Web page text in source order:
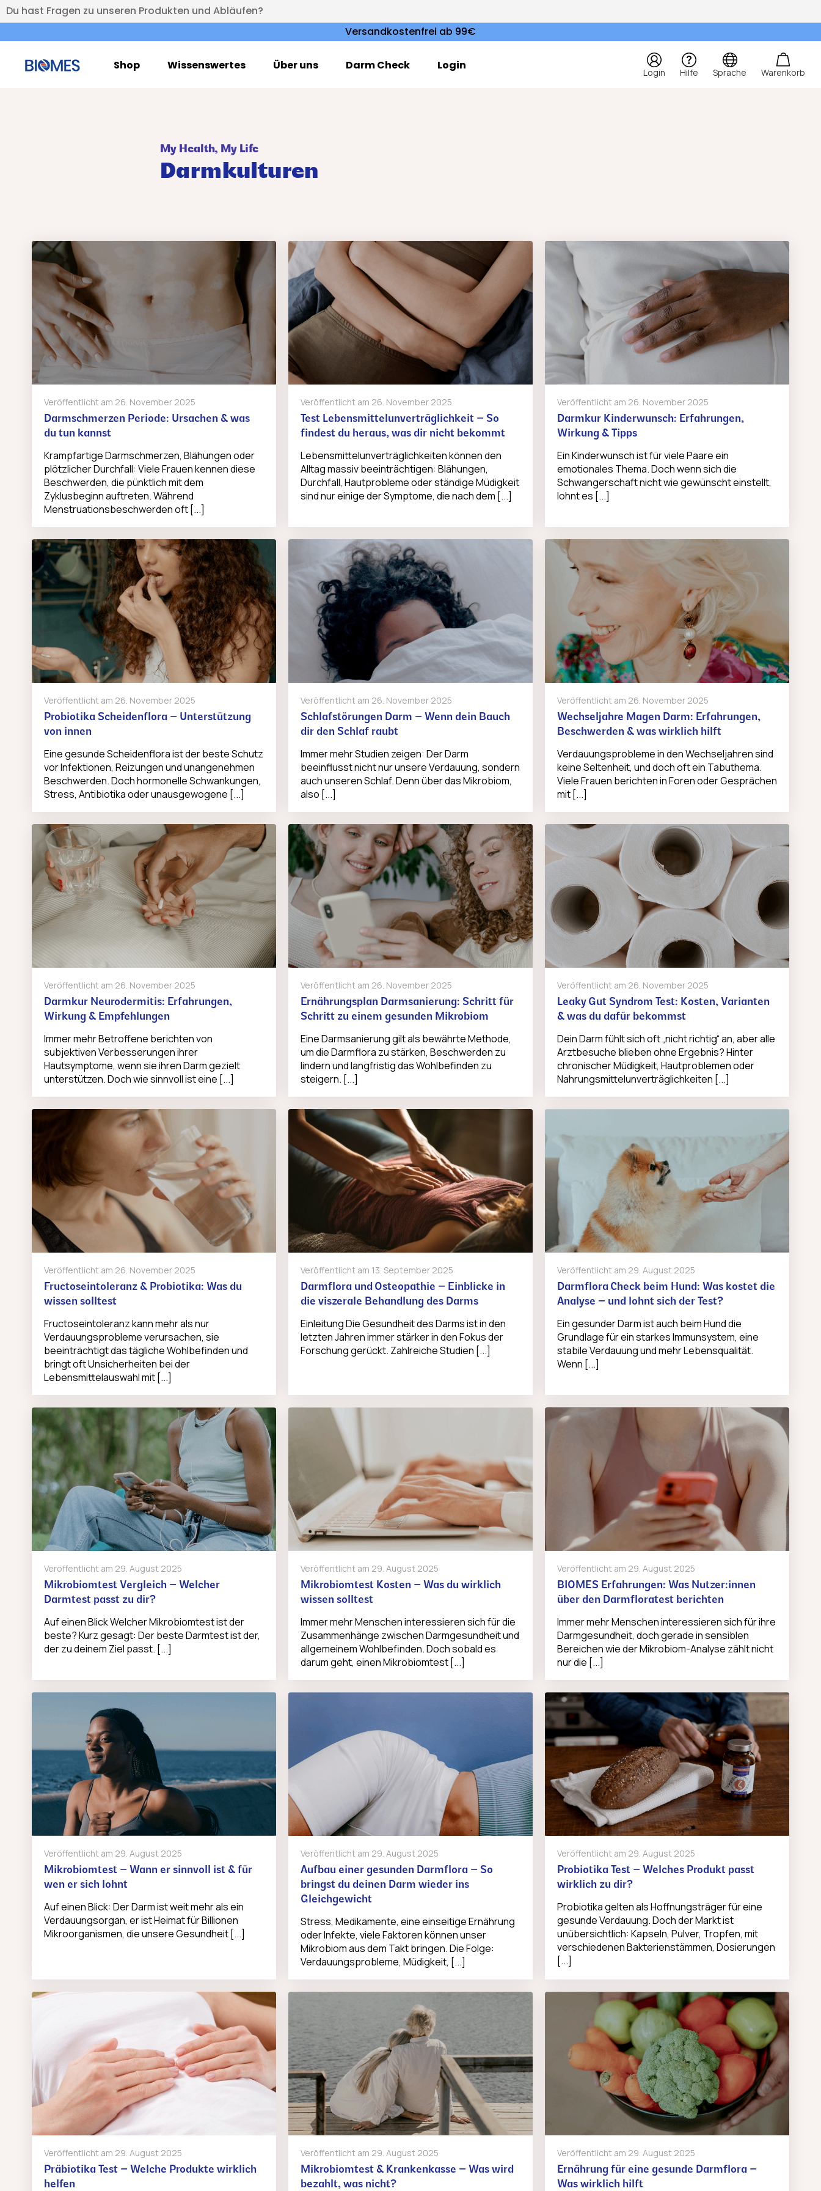
Du hast Fragen zu unseren Produkten und Abläufen?
Versandkostenfrei ab 99€
Shop Wissenswertes Über uns Darm Check Login
Login Hilfe Sprache Warenkorb
My Health, My Life
Darmkulturen
Veröffentlicht am 26. November 2025
Darmschmerzen Periode: Ursachen & was
du tun kannst
Krampfartige Darmschmerzen, Blähungen oder
plötzlicher Durchfall: Viele Frauen kennen diese
Beschwerden, die pünktlich mit dem
Zyklusbeginn auftreten. Während
Menstruationsbeschwerden oft [...]
Veröffentlicht am 26. November 2025
Test Lebensmittelunverträglichkeit – So
findest du heraus, was dir nicht bekommt
Lebensmittelunverträglichkeiten können den
Alltag massiv beeinträchtigen: Blähungen,
Durchfall, Hautprobleme oder ständige Müdigkeit
sind nur einige der Symptome, die nach dem [...]
Veröffentlicht am 26. November 2025
Darmkur Kinderwunsch: Erfahrungen,
Wirkung & Tipps
Ein Kinderwunsch ist für viele Paare ein
emotionales Thema. Doch wenn sich die
Schwangerschaft nicht wie gewünscht einstellt,
lohnt es [...]
Veröffentlicht am 26. November 2025
Probiotika Scheidenflora – Unterstützung
von innen
Eine gesunde Scheidenflora ist der beste Schutz
vor Infektionen, Reizungen und unangenehmen
Beschwerden. Doch hormonelle Schwankungen,
Stress, Antibiotika oder unausgewogene [...]
Veröffentlicht am 26. November 2025
Schlafstörungen Darm – Wenn dein Bauch
dir den Schlaf raubt
Immer mehr Studien zeigen: Der Darm
beeinflusst nicht nur unsere Verdauung, sondern
auch unseren Schlaf. Denn über das Mikrobiom,
also [...]
Veröffentlicht am 26. November 2025
Wechseljahre Magen Darm: Erfahrungen,
Beschwerden & was wirklich hilft
Verdauungsprobleme in den Wechseljahren sind
keine Seltenheit, und doch oft ein Tabuthema.
Viele Frauen berichten in Foren oder Gesprächen
mit [...]
Veröffentlicht am 26. November 2025
Darmkur Neurodermitis: Erfahrungen,
Wirkung & Empfehlungen
Immer mehr Betroffene berichten von
subjektiven Verbesserungen ihrer
Hautsymptome, wenn sie ihren Darm gezielt
unterstützen. Doch wie sinnvoll ist eine [...]
Veröffentlicht am 26. November 2025
Ernährungsplan Darmsanierung: Schritt für
Schritt zu einem gesunden Mikrobiom
Eine Darmsanierung gilt als bewährte Methode,
um die Darmflora zu stärken, Beschwerden zu
lindern und langfristig das Wohlbefinden zu
steigern. [...]
Veröffentlicht am 26. November 2025
Leaky Gut Syndrom Test: Kosten, Varianten
& was du dafür bekommst
Dein Darm fühlt sich oft „nicht richtig“ an, aber alle
Arztbesuche blieben ohne Ergebnis? Hinter
chronischer Müdigkeit, Hautproblemen oder
Nahrungsmittelunverträglichkeiten [...]
Veröffentlicht am 26. November 2025
Fructoseintoleranz & Probiotika: Was du
wissen solltest
Fructoseintoleranz kann mehr als nur
Verdauungsprobleme verursachen, sie
beeinträchtigt das tägliche Wohlbefinden und
bringt oft Unsicherheiten bei der
Lebensmittelauswahl mit [...]
Veröffentlicht am 13. September 2025
Darmflora und Osteopathie – Einblicke in
die viszerale Behandlung des Darms
Einleitung Die Gesundheit des Darms ist in den
letzten Jahren immer stärker in den Fokus der
Forschung gerückt. Zahlreiche Studien [...]
Veröffentlicht am 29. August 2025
Darmflora Check beim Hund: Was kostet die
Analyse – und lohnt sich der Test?
Ein gesunder Darm ist auch beim Hund die
Grundlage für ein starkes Immunsystem, eine
stabile Verdauung und mehr Lebensqualität.
Wenn [...]
Veröffentlicht am 29. August 2025
Mikrobiomtest Vergleich – Welcher
Darmtest passt zu dir?
Auf einen Blick Welcher Mikrobiomtest ist der
beste? Kurz gesagt: Der beste Darmtest ist der,
der zu deinem Ziel passt. [...]
Veröffentlicht am 29. August 2025
Mikrobiomtest Kosten – Was du wirklich
wissen solltest
Immer mehr Menschen interessieren sich für die
Zusammenhänge zwischen Darmgesundheit und
allgemeinem Wohlbefinden. Doch sobald es
darum geht, einen Mikrobiomtest [...]
Veröffentlicht am 29. August 2025
BIOMES Erfahrungen: Was Nutzer:innen
über den Darmfloratest berichten
Immer mehr Menschen interessieren sich für ihre
Darmgesundheit, doch gerade in sensiblen
Bereichen wie der Mikrobiom-Analyse zählt nicht
nur die [...]
Veröffentlicht am 29. August 2025
Mikrobiomtest – Wann er sinnvoll ist & für
wen er sich lohnt
Auf einen Blick: Der Darm ist weit mehr als ein
Verdauungsorgan, er ist Heimat für Billionen
Mikroorganismen, die unsere Gesundheit [...]
Veröffentlicht am 29. August 2025
Aufbau einer gesunden Darmflora – So
bringst du deinen Darm wieder ins
Gleichgewicht
Stress, Medikamente, eine einseitige Ernährung
oder Infekte, viele Faktoren können unser
Mikrobiom aus dem Takt bringen. Die Folge:
Verdauungsprobleme, Müdigkeit, [...]
Veröffentlicht am 29. August 2025
Probiotika Test – Welches Produkt passt
wirklich zu dir?
Probiotika gelten als Hoffnungsträger für eine
gesunde Verdauung. Doch der Markt ist
unübersichtlich: Kapseln, Pulver, Tropfen, mit
verschiedenen Bakterienstämmen, Dosierungen
[...]
Veröffentlicht am 29. August 2025
Präbiotika Test – Welche Produkte wirklich
helfen
Veröffentlicht am 29. August 2025
Mikrobiomtest & Krankenkasse – Was wird
bezahlt, was nicht?
Veröffentlicht am 29. August 2025
Ernährung für eine gesunde Darmflora –
Was wirklich hilft